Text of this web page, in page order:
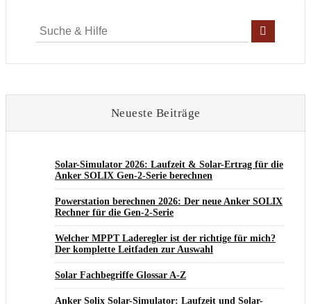
Suche
für:
Neueste Beiträge
Solar-Simulator 2026: Laufzeit & Solar-Ertrag für die
Anker SOLIX Gen-2-Serie berechnen
Powerstation berechnen 2026: Der neue Anker SOLIX
Rechner für die Gen-2-Serie
Welcher MPPT Laderegler ist der richtige für mich?
Der komplette Leitfaden zur Auswahl
Solar Fachbegriffe Glossar A-Z
Anker Solix Solar-Simulator: Laufzeit und Solar-